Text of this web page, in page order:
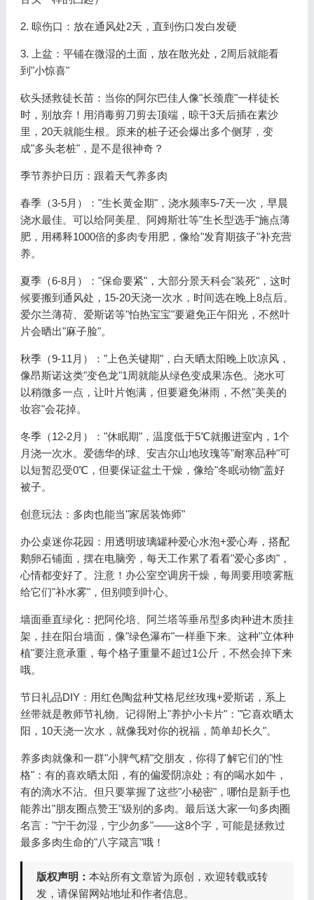
2. 晾伤口：放在通风处2天，直到伤口发白发硬
3. 上盆：平铺在微湿的土面，放在散光处，2周后就能看
到"小惊喜"
砍头拯救徒长苗：当你的阿尔巴佳人像"长颈鹿"一样徒长
时，别放弃！用消毒剪刀剪去顶端，晾干3天后插在素沙
里，20天就能生根。原来的桩子还会爆出多个侧芽，变
成"多头老桩"，是不是很神奇？
季节养护日历：跟着天气养多肉
春季（3-5月）："生长黄金期"，浇水频率5-7天一次，早晨
浇水最佳。可以给阿美星、阿姆斯壮等"生长型选手"施点薄
肥，用稀释1000倍的多肉专用肥，像给"发育期孩子"补充营
养。
夏季（6-8月）："保命要紧"，大部分景天科会"装死"，这时
候要搬到通风处，15-20天浇一次水，时间选在晚上8点后。
爱尔兰薄荷、爱斯诺等"怕热宝宝"要避免正午阳光，不然叶
片会晒出"麻子脸"。
秋季（9-11月）："上色关键期"，白天晒太阳晚上吹凉风，
像昂斯诺这类"变色龙"1周就能从绿色变成果冻色。浇水可
以稍微多一点，让叶片饱满，但要避免淋雨，不然"美美的
妆容"会花掉。
冬季（12-2月）："休眠期"，温度低于5℃就搬进室内，1个
月浇一次水。爱德华的球、安吉尔山地玫瑰等"耐寒品种"可
以短暂忍受0℃，但要保证盆土干燥，像给"冬眠动物"盖好
被子。
创意玩法：多肉也能当"家居装饰师"
办公桌迷你花园：用透明玻璃罐种爱心水泡+爱心寿，搭配
鹅卵石铺面，摆在电脑旁，每天工作累了看看"爱心多肉"，
心情都变好了。注意！办公室空调房干燥，每周要用喷雾瓶
给它们"补水雾"，但别喷到叶心。
墙面垂直绿化：把阿伦培、阿兰塔等垂吊型多肉种进木质挂
架，挂在阳台墙面，像"绿色瀑布"一样垂下来。这种"立体种
植"要注意承重，每个格子重量不超过1公斤，不然会掉下来
哦。
节日礼品DIY：用红色陶盆种艾格尼丝玫瑰+爱斯诺，系上
丝带就是教师节礼物。记得附上"养护小卡片"："它喜欢晒太
阳，10天浇一次水，就像我对你的祝福，简单却长久"。
养多肉就像和一群"小脾气精"交朋友，你得了解它们的"性
格"：有的喜欢晒太阳，有的偏爱阴凉处；有的喝水如牛，
有的滴水不沾。但只要掌握了这些"小秘密"，哪怕是新手也
能养出"朋友圈点赞王"级别的多肉。最后送大家一句多肉圈
名言："宁干勿湿，宁少勿多"——这8个字，可能是拯救过
最多多肉生命的"八字箴言"哦！
版权声明： 本站所有文章皆为原创，欢迎转载或转
发，请保留网站地址和作者信息。